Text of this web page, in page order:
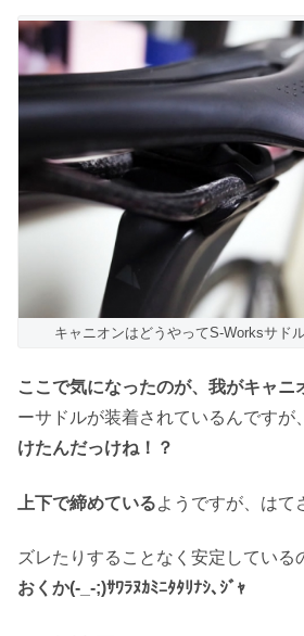
キャニオンはどうやってS-Worksサド
ここで気になったのが、我がキャニ
ーサドルが装着されているんですが、
けたんだっけね！？
上下で締めているようですが、はて
ズレたりすることなく安定している
おくか(-_-;)ｻﾜﾗﾇｶﾐﾆﾀﾀﾘﾅｼ､ｼﾞｬ